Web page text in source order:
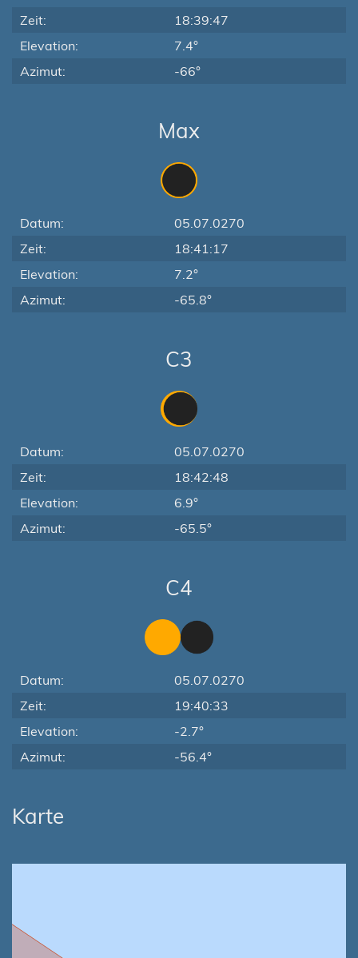
Zeit:
18:39:47
Elevation:
7.4°
Azimut:
-66°
Max
Datum:
05.07.0270
Zeit:
18:41:17
Elevation:
7.2°
Azimut:
-65.8°
C3
Datum:
05.07.0270
Zeit:
18:42:48
Elevation:
6.9°
Azimut:
-65.5°
C4
Datum:
05.07.0270
Zeit:
19:40:33
Elevation:
-2.7°
Azimut:
-56.4°
Karte